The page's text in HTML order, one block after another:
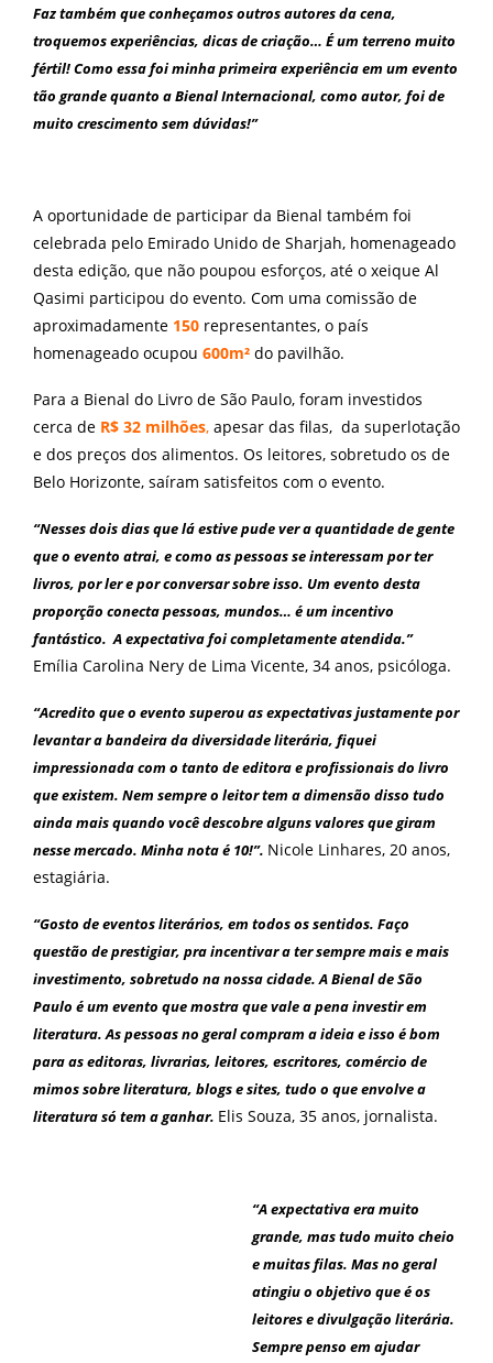
Faz também que conheçamos outros autores da cena,
troquemos experiências, dicas de criação… É um terreno muito
fértil! Como essa foi minha primeira experiência em um evento
tão grande quanto a Bienal Internacional, como autor, foi de
muito crescimento sem dúvidas!”
A oportunidade de participar da Bienal também foi
celebrada pelo Emirado Unido de Sharjah, homenageado
desta edição, que não poupou esforços, até o xeique Al
Qasimi participou do evento. Com uma comissão de
aproximadamente 150 representantes, o país
homenageado ocupou 600m² do pavilhão.
Para a Bienal do Livro de São Paulo, foram investidos
cerca de R$ 32 milhões, apesar das filas, da superlotação
e dos preços dos alimentos. Os leitores, sobretudo os de
Belo Horizonte, saíram satisfeitos com o evento.
“Nesses dois dias que lá estive pude ver a quantidade de gente
que o evento atrai, e como as pessoas se interessam por ter
livros, por ler e por conversar sobre isso. Um evento desta
proporção conecta pessoas, mundos… é um incentivo
fantástico. A expectativa foi completamente atendida.”
Emília Carolina Nery de Lima Vicente, 34 anos, psicóloga.
“Acredito que o evento superou as expectativas justamente por
levantar a bandeira da diversidade literária, fiquei
impressionada com o tanto de editora e profissionais do livro
que existem. Nem sempre o leitor tem a dimensão disso tudo
ainda mais quando você descobre alguns valores que giram
nesse mercado. Minha nota é 10!”. Nicole Linhares, 20 anos,
estagiária.
“Gosto de eventos literários, em todos os sentidos. Faço
questão de prestigiar, pra incentivar a ter sempre mais e mais
investimento, sobretudo na nossa cidade. A Bienal de São
Paulo é um evento que mostra que vale a pena investir em
literatura. As pessoas no geral compram a ideia e isso é bom
para as editoras, livrarias, leitores, escritores, comércio de
mimos sobre literatura, blogs e sites, tudo o que envolve a
literatura só tem a ganhar. Elis Souza, 35 anos, jornalista.
“A expectativa era muito
grande, mas tudo muito cheio
e muitas filas. Mas no geral
atingiu o objetivo que é os
leitores e divulgação literária.
Sempre penso em ajudar